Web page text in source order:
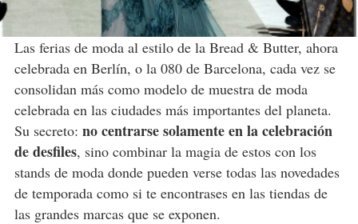
Las ferias de moda al estilo de la Bread & Butter, ahora
celebrada en Berlín, o la 080 de Barcelona, cada vez se
consolidan más como modelo de muestra de moda
celebrada en las ciudades más importantes del planeta.
Su secreto: no centrarse solamente en la celebración
de desfiles, sino combinar la magia de estos con los
stands de moda donde pueden verse todas las novedades
de temporada como si te encontrases en las tiendas de
las grandes marcas que se exponen.